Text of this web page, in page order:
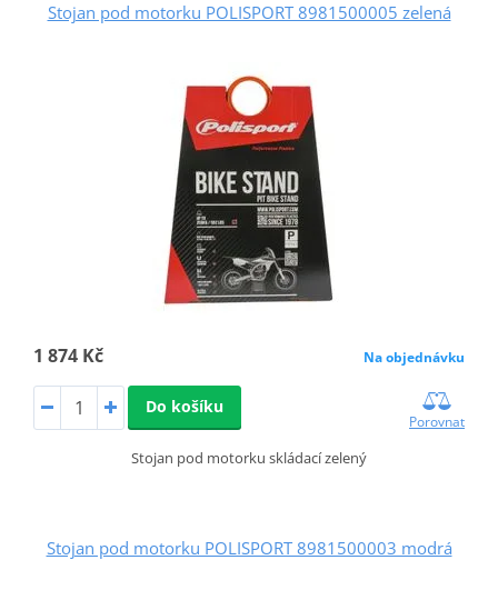
Stojan pod motorku POLISPORT 8981500005 zelená
1 874 Kč Na objednávku
Do košíku
Porovnat
Stojan pod motorku skládací zelený
Stojan pod motorku POLISPORT 8981500003 modrá